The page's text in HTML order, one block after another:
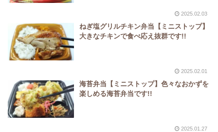
2025.02.03
ねぎ塩グリルチキン弁当【ミニストップ】
大きなチキンで食べ応え抜群です!!
2025.02.01
海苔弁当【ミニストップ】色々なおかずを
楽しめる海苔弁当です!!
2025.01.27